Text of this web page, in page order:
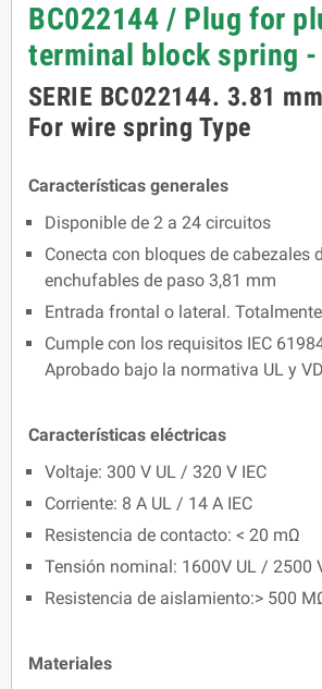
BC022144 / Plug for
terminal block spring -
SERIE BC022144. 3.81
For wire spring Type
Características generales
Disponible de 2 a 24 circuitos
Conecta con bloques de cabezales
enchufables de paso 3,81 mm
Entrada frontal o lateral.
Cumple con los requisitos IEC
Aprobado bajo la normativa UL y
Características eléctricas
Voltaje: 300 V UL / 320 V IEC
Corriente: 8 A UL / 14 A IEC
Resistencia de contacto: < 20 mΩ
Tensión nominal: 1600V UL / 2500
Resistencia de aislamiento:> 500
Materiales